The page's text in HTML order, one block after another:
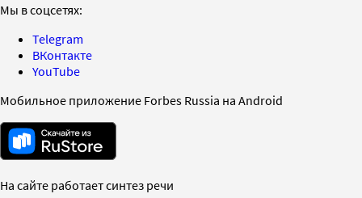
Мы в соцсетях:
Telegram
ВКонтакте
YouTube
Мобильное приложение Forbes Russia на Android
На сайте работает синтез речи